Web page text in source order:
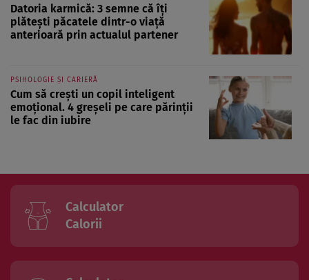
Datoria karmică: 3 semne că îți
plătești păcatele dintr-o viață
anterioară prin actualul partener
PSIHOLOGIE ȘI CARIERĂ
Cum să crești un copil inteligent
emoțional. 4 greșeli pe care părinții
le fac din iubire
Calculator
Calorii